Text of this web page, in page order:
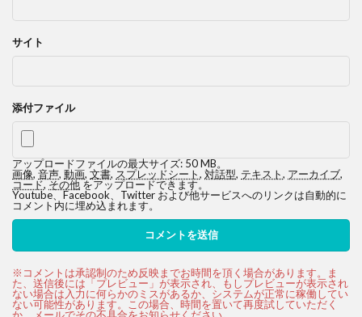
サイト
添付ファイル
アップロードファイルの最大サイズ: 50 MB。
画像, 音声, 動画, 文書, スプレッドシート, 対話型, テキスト, アーカイブ,
コード,その他をアップロードできます。
Youtube、Facebook、Twitter および他サービスへのリンクは自動的に
コメント内に埋め込まれます。